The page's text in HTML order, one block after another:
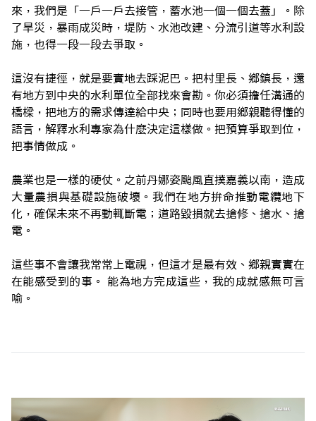
來，我們是「一戶一戶去接管，蓄水池一個一個去蓋」。除
了旱災，暴雨成災時，堤防、水池改建、分流引道等水利設
施，也得一段一段去爭取。
這沒有捷徑，就是要實地去踩泥巴。把村里長、鄉鎮長，還
有地方到中央的水利單位全部找來會勘。你必須擔任溝通的
橋樑，把地方的需求傳達給中央；同時也要用鄉親聽得懂的
語言，解釋水利專家為什麼決定這樣做。把預算爭取到位，
把事情做成。
農業也是一樣的硬仗。之前丹娜姿颱風直撲嘉義以南，造成
大量農損與基礎設施破壞。我們在地方拚命推動電纜地下
化，確保未來不再動輒斷電；道路毀損就去搶修、搶水、搶
電。
這些事不會讓我常常上電視，但這才是最有效、鄉親實實在
在能感受到的事。 能為地方完成這些，我的成就感無可言
喻。